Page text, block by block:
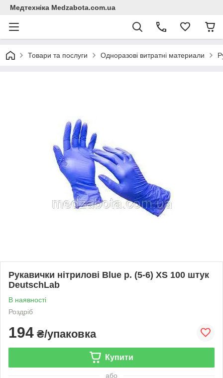
Медтехніка Medzabota.com.ua
Товари та послуги Одноразові витратні материали
Рукавички нітрилові Blue р. (5-6) ХS 100 штук
DeutschLab
В наявності
Роздріб
194 ₴/упаковка
Купити
або